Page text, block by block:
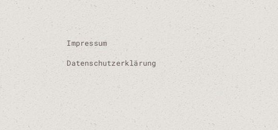
Impressum
Datenschutzerklärung